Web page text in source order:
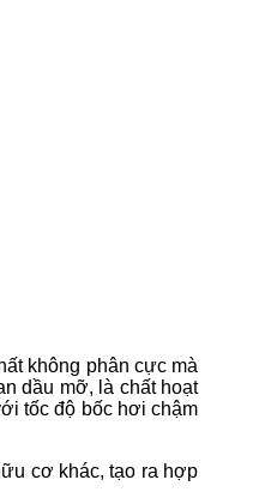
không phân cực mà
dầu mỡ, là chất hoạt
tốc độ bốc hơi chậm
cơ khác, tạo ra hợp